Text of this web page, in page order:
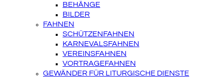
BEHÄNGE
BILDER
FAHNEN
SCHÜTZENFAHNEN
KARNEVALSFAHNEN
VEREINSFAHNEN
VORTRAGEFAHNEN
GEWÄNDER FÜR LITURGISCHE DIENSTE